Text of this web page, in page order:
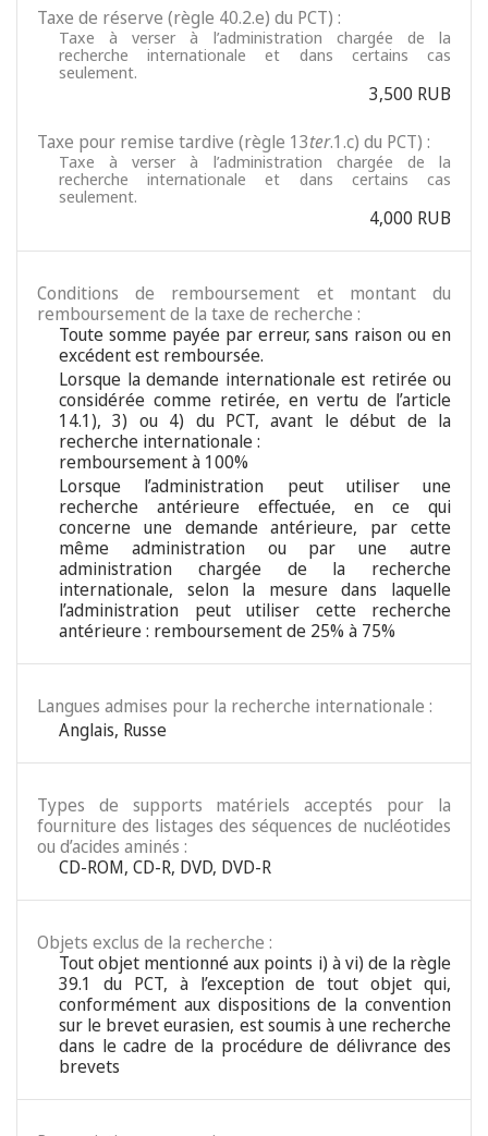
Taxe de réserve (règle 40.2.e) du PCT) :
Taxe à verser à l’administration chargée de la
recherche internationale et dans certains cas
seulement.
3,500 RUB
Taxe pour remise tardive (règle 13ter.1.c) du PCT) :
Taxe à verser à l’administration chargée de la
recherche internationale et dans certains cas
seulement.
4,000 RUB
Conditions de remboursement et montant du
remboursement de la taxe de recherche :
Toute somme payée par erreur, sans raison ou en
excédent est remboursée.
Lorsque la demande internationale est retirée ou
considérée comme retirée, en vertu de l’article
14.1), 3) ou 4) du PCT, avant le début de la
recherche internationale :
remboursement à 100%
Lorsque l’administration peut utiliser une
recherche antérieure effectuée, en ce qui
concerne une demande antérieure, par cette
même administration ou par une autre
administration chargée de la recherche
internationale, selon la mesure dans laquelle
l’administration peut utiliser cette recherche
antérieure : remboursement de 25% à 75%
Langues admises pour la recherche internationale :
Anglais, Russe
Types de supports matériels acceptés pour la
fourniture des listages des séquences de nucléotides
ou d’acides aminés :
CD-ROM, CD-R, DVD, DVD-R
Objets exclus de la recherche :
Tout objet mentionné aux points i) à vi) de la règle
39.1 du PCT, à l’exception de tout objet qui,
conformément aux dispositions de la convention
sur le brevet eurasien, est soumis à une recherche
dans le cadre de la procédure de délivrance des
brevets